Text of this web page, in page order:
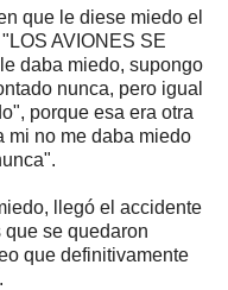
que le diese miedo el
AVIONES SE
daba miedo, supongo
nunca, pero igual
porque esa era otra
mi no me daba miedo
llegó el accidente
se quedaron
que definitivamente